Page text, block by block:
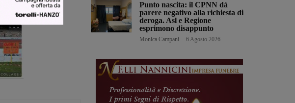
Punto nascita: il CPNN dà
parere negativo alla richiesta di
deroga. Asl e Regione
esprimono disappunto
Monica Campani 6 Agosto 2026